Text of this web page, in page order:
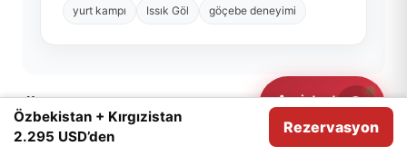
yurt kampı Issık Göl göçebe deneyimi
Özbekistan–Kırgızistan tur rotası
Tam rota:Taşkent -> Semerkant -> Gijduvan ->
Özbekistan + Kırgızistan
2.295 USD’den
Rezervasyon
Assistant
Cookieanalitik amaçlar için kullanıyoruz. Kabul